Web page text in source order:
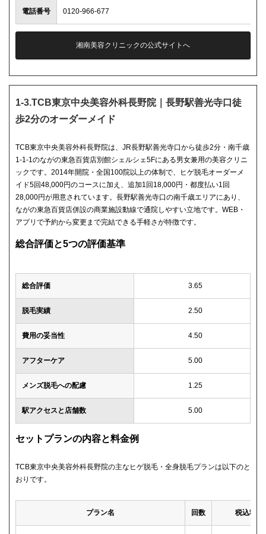
電話番号 0120-966-677
湘南美容クリニックの公式サイトへ
1-3.TCB東京中央美容外科長野院｜長野駅善光寺口徒
歩2分のオーダーメイド
TCB東京中央美容外科長野院は、JR長野駅善光寺口から徒歩2分・南千歳
1-1-1のながの東急百貨店別館シェルシェ5Fにある男女兼用の美容クリニ
ックです。2014年開院・全国100院以上の体制で、ヒゲ脱毛オーダーメ
イド5回48,000円のコースに加え、追加1回18,000円・都度払い1回
28,000円が用意されています。長野駅善光寺口の南千歳エリアにあり、
ながの東急百貨店併設の商業施設動線で通院しやすい立地です。WEB・
アプリで予約から変更まで完結できる手軽さが特徴です。
総合評価と5つの評価基準
総合評価 3.65
脱毛実績 2.50
費用の妥当性 4.50
アフターケア 5.00
メンズ脱毛への配慮 1.25
駅アクセスと店舗数 5.00
セットプランの内容と料金例
TCB東京中央美容外科長野院の主なヒゲ脱毛・全身脱毛プランは以下のと
おりです。
プラン名 回数 税込料金